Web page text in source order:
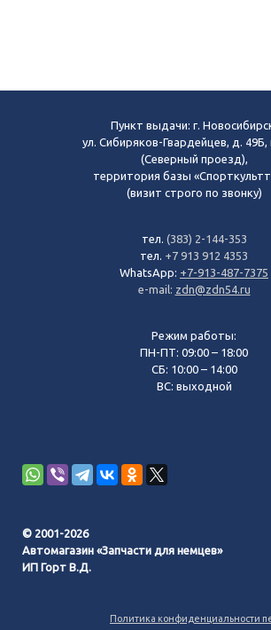
Пункт выдачи: г.
ул. Сибиряков-Гвардейцев, д. 49Б,
(Северный проезд),
территория базы
(визит строго по звонку)
тел. (383) 2-144-353
тел. +7 913 912 4353
WhatsApp: +7-913-487-7375
e-mail: zdn@zdn54.ru
Режим работы:
ПН-ПТ: 09:00 – 18:00
СБ: 10:00 – 14:00
ВС: выходной
© 2001-2026
Автомагазин «Запчасти для немцев»
ИП Горт В.Д.
Политика конфиденциальности